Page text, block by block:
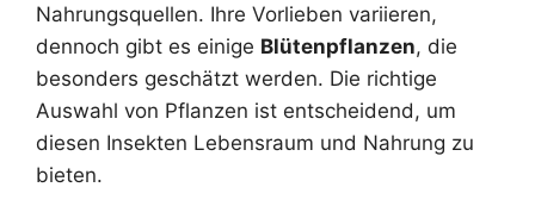
Nahrungsquellen. Ihre Vorlieben variieren,
dennoch gibt es einige Blütenpflanzen, die
besonders geschätzt werden. Die richtige
Auswahl von Pflanzen ist entscheidend, um
diesen Insekten Lebensraum und Nahrung zu
bieten.